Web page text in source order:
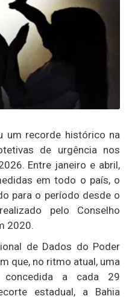
um recorde histórico na
de urgência nos
Entre janeiro e abril,
em todo o país, o
para o período desde o
pelo Conselho
2020.
de Dados do Poder
que, no ritmo atual, uma
a cada 29
estadual, a Bahia